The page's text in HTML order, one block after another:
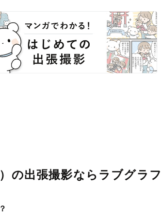
の出張撮影なら ラブグラフ